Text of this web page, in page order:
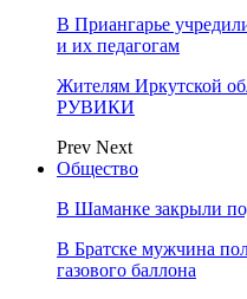
В Приангарье
и их педагогам
Жителям Иркутской
РУВИКИ
Prev Next
Общество
В Шаманке закрыли
В Братске мужчина
газового баллона